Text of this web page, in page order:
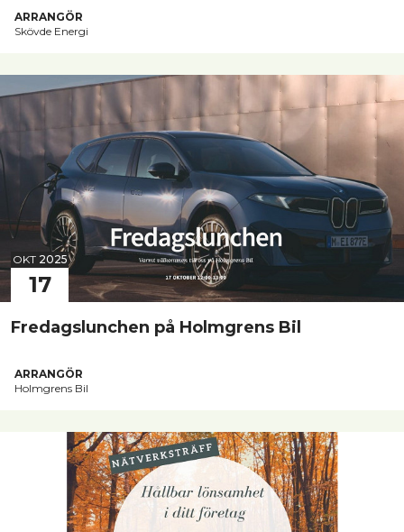
ARRANGÖR
Skövde Energi
OKT 2025
17
Fredagslunchen på Holmgrens Bil
ARRANGÖR
Holmgrens Bil